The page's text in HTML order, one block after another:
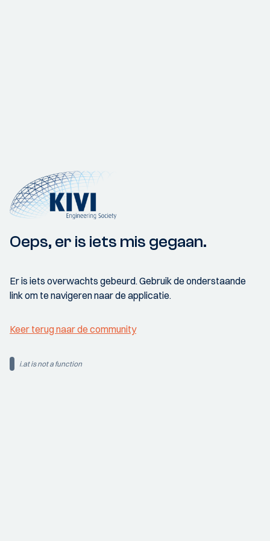
Oeps, er is iets mis gegaan.
Er is iets overwachts gebeurd. Gebruik de onderstaande
link om te navigeren naar de applicatie.
Keer terug naar de community
i.at is not a function